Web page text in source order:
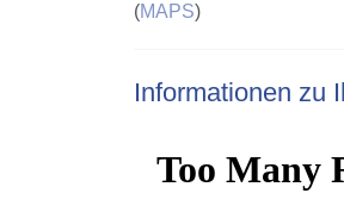
(MAPS)
Informationen zu